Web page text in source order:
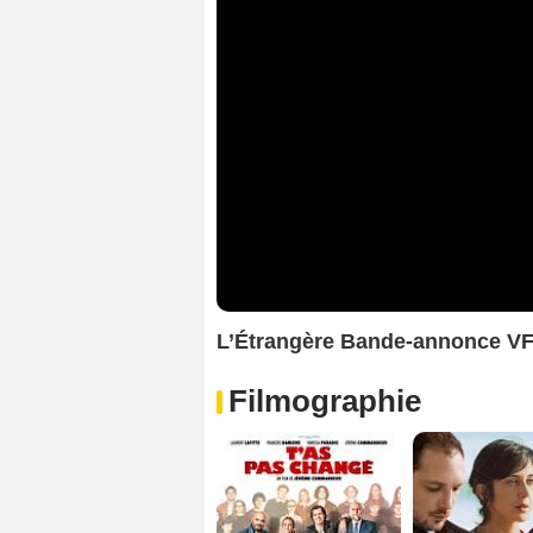
L’Étrangère Bande-annonce VF
Filmographie